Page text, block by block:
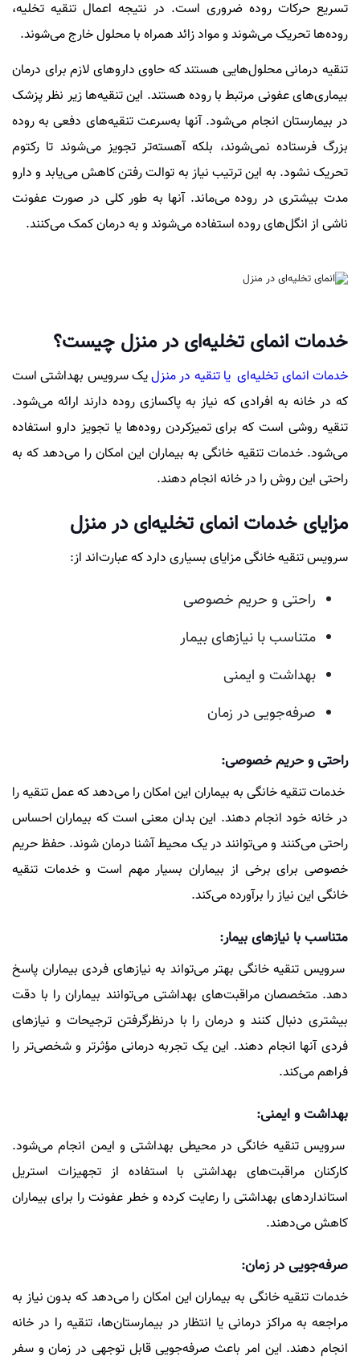
تسریع حرکات روده ضروری است. در نتیجه اعمال تنقیه تخلیه،
روده‌ها تحریک می‌شوند و مواد زائد همراه با محلول خارج می‌شوند.
تنقیه درمانی محلول‌هایی هستند که حاوی داروهای لازم برای درمان
بیماری‌های عفونی مرتبط با روده هستند. این تنقیه‌ها زیر نظر پزشک
در بیمارستان انجام می‌شود. آنها به‌سرعت تنقیه‌های دفعی به روده
بزرگ فرستاده نمی‌شوند، بلکه آهسته‌تر تجویز می‌شوند تا رکتوم
تحریک نشود. به این ترتیب نیاز به توالت رفتن کاهش می‌یابد و دارو
مدت بیشتری در روده می‌ماند. آنها به طور کلی در صورت عفونت
ناشی از انگل‌های روده استفاده می‌شوند و به درمان کمک می‌کنند.
خدمات انمای تخلیه‌ای در منزل چیست؟
خدمات انمای تخلیه‌ای یا تنقیه در منزلیک سرویس بهداشتی است
که در خانه به افرادی که نیاز به پاکسازی روده دارند ارائه می‌شود.
تنقیه روشی است که برای تمیزکردن روده‌ها یا تجویز دارو استفاده
می‌شود. خدمات تنقیه خانگی به بیماران این امکان را می‌دهد که به
راحتی این روش را در خانه انجام دهند.
مزایای خدمات انمای تخلیه‌ای در منزل
سرویس تنقیه خانگی مزایای بسیاری دارد که عبارت‌اند از:
راحتی و حریم خصوصی
متناسب با نیازهای بیمار
بهداشت و ایمنی
صرفه‌جویی در زمان
راحتی و حریم خصوصی:
خدمات تنقیه خانگی به بیماران این امکان را می‌دهد که عمل تنقیه را
در خانه خود انجام دهند. این بدان معنی است که بیماران احساس
راحتی می‌کنند و می‌توانند در یک محیط آشنا درمان شوند. حفظ حریم
خصوصی برای برخی از بیماران بسیار مهم است و خدمات تنقیه
خانگی این نیاز را برآورده می‌کند.
متناسب با نیازهای بیمار:
سرویس تنقیه خانگی بهتر می‌تواند به نیازهای فردی بیماران پاسخ
دهد. متخصصان مراقبت‌های بهداشتی می‌توانند بیماران را با دقت
بیشتری دنبال کنند و درمان را با درنظرگرفتن ترجیحات و نیازهای
فردی آنها انجام دهند. این یک تجربه درمانی مؤثرتر و شخصی‌تر را
فراهم می‌کند.
بهداشت و ایمنی:
سرویس تنقیه خانگی در محیطی بهداشتی و ایمن انجام می‌شود.
کارکنان مراقبت‌های بهداشتی با استفاده از تجهیزات استریل
استانداردهای بهداشتی را رعایت کرده و خطر عفونت را برای بیماران
کاهش می‌دهند.
صرفه‌جویی در زمان:
خدمات تنقیه خانگی به بیماران این امکان را می‌دهد که بدون نیاز به
مراجعه به مراکز درمانی یا انتظار در بیمارستان‌ها، تنقیه را در خانه
انجام دهند. این امر باعث صرفه‌جویی قابل توجهی در زمان و سفر